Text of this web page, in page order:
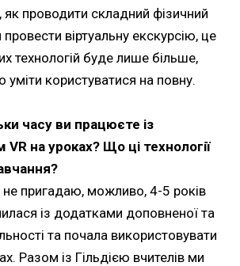
як проводити складний фізичний
віртуальну екскурсію, це
технологій буде лише більше,
уміти користуватися на повну.
часу ви працюєте із
на уроках? Що ці технології
не пригадаю, можливо, 4-5 років
із додатками доповненої та
та почала використовувати
Разом із Гільдією вчителів ми